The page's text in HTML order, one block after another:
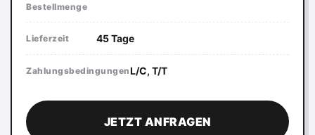
Bestellmenge
Lieferzeit 45 Tage
ZahlungsbedingungenL/C, T/T
JETZT ANFRAGEN